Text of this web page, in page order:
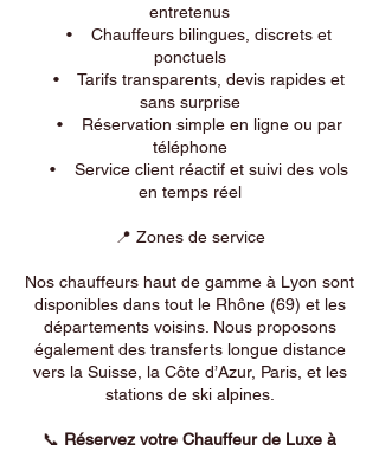
entretenus
• Chauffeurs bilingues, discrets et
ponctuels
• Tarifs transparents, devis rapides et
sans surprise
• Réservation simple en ligne ou par
téléphone
• Service client réactif et suivi des vols
en temps réel
📍 Zones de service
Nos chauffeurs haut de gamme à Lyon sont
disponibles dans tout le Rhône (69) et les
départements voisins. Nous proposons
également des transferts longue distance
vers la Suisse, la Côte d’Azur, Paris, et les
stations de ski alpines.
📞 Réservez votre Chauffeur de Luxe à